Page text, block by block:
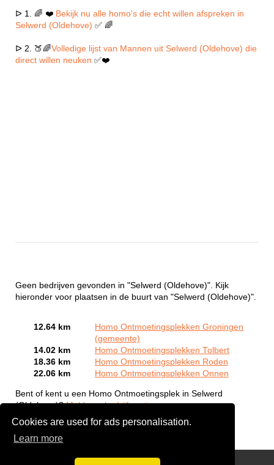
Cookies are used for ads personalisation.
Learn more
ᐅ 1. 🌈 ❤️ Bekijk nu alle homo's die echt willen afspreken in
Selwerd (Oldehove) ✅ 🌈
ᐅ 2. 🍑🌈Volledige lijst van Mannen uit Selwerd (Oldehove) die
direct willen neuken ✅❤️
Geen bedrijven gevonden in "Selwerd (Oldehove)". Kijk
hieronder voor plaatsen in de buurt van "Selwerd (Oldehove)".
12.64 km
Homo Ontmoetingsplekken Groningen
(gemeente)
14.02 km
Homo Ontmoetingsplekken Tolbert
18.36 km
Homo Ontmoetingsplekken Roden
22.06 km
Homo Ontmoetingsplekken Onnen
Bent of kent u een Homo Ontmoetingsplek in Selwerd
(Oldehove)?Meld een bedrijf gratis aan